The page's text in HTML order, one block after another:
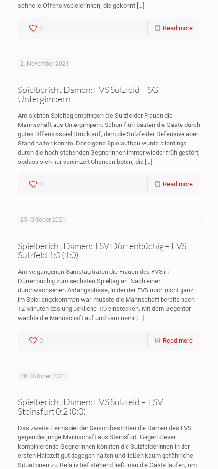
schnelle Offensivspielerinnen, die gekonnt[…]
0 Read more
2. November 2021
Spielbericht Damen: FVS Sulzfeld – SG
Untergimpern
Am siebten Spieltag empfingen die Sulzfelder Frauen die
Mannschaft aus Untergimpern. Schon früh bauten die Gäste durch
gutes Offensivspiel Druck auf, dem die Sulzfelder Defensive aber
Stand halten konnte. Der eigene Spielaufbau wurde allerdings
durch die hoch stehenden Gegnerinnen immer wieder früh gestört,
sodass sich nur vereinzelt Chancen boten, die[…]
0 Read more
25. Oktober 2021
Spielbericht Damen: TSV Dürrenbüchig – FVS
Sulzfeld 1:0 (1:0)
Am vergangenen Samstag traten die Frauen des FVS in
Dürrenbüchig zum sechsten Spieltag an. Nach einer
durchwachsenen Anfangsphase, in der der FVS noch nicht ganz
im Spiel angekommen war, musste die Mannschaft bereits nach
12 Minuten das unglückliche 1:0 einstecken. Mit dem Gegentor
wachte die Mannschaft auf und kam mehr[…]
0 Read more
20. Oktober 2021
Spielbericht Damen: FVS Sulzfeld – TSV
Steinsfurt 0:2 (0:0)
Das zweite Heimspiel der Saison bestritten die Damen des FVS
gegen die junge Mannschaft aus Steinsfurt. Gegen clever
kombinierende Gegnerinnen konnten die Sulzfelderinnen in der
ersten Halbzeit gut dagegen halten und ließen kaum gefährliche
Situationen zu. Relativ tief stehend ließ man die Gäste laufen, um